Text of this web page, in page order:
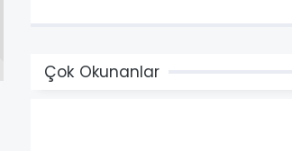
Çok Okunanlar